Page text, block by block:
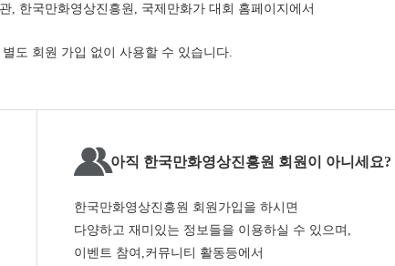
, 한국만화영상진흥원, 국제만화가 대회 홈페이지에서
도 회원 가입 없이 사용할 수 있습니다.
아직 한국만화영상진흥원 회원이 아니세요?
한국만화영상진흥원 회원가입을 하시면
다양하고 재미있는 정보들을 이용하실 수 있으며,
이벤트 참여,커뮤니티 활동등에서